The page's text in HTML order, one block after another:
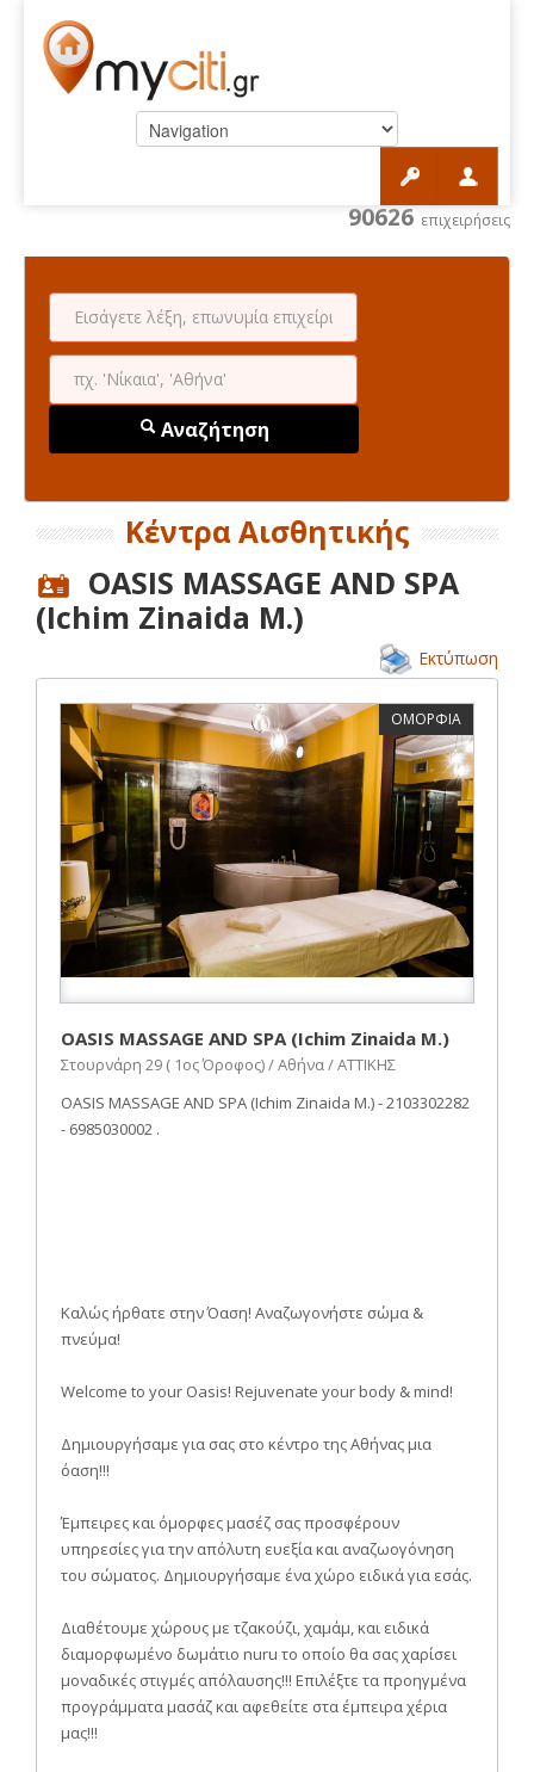
90626 επιχειρήσεις
Αναζήτηση
Κέντρα Αισθητικής
OASIS MASSAGE AND SPA
(Ichim Zinaida M.)
Εκτύπωση
ΟΜΟΡΦΙΑ
OASIS MASSAGE AND SPA (Ichim Zinaida M.)
Στουρνάρη 29 ( 1ος Όροφος) / Αθήνα / ΑΤΤΙΚΗΣ
OASIS MASSAGE AND SPA (Ichim Zinaida M.) - 2103302282
- 6985030002 .
Kαλώς ήρθατε στην Όαση! Αναζωγονήστε σώμα &
πνεύμα!
Welcome to your Oasis! Rejuvenate your body & mind!
Δημιουργήσαμε για σας στο κέντρο της Αθήνας μια
όαση!!!
Έμπειρες και όμορφες μασέζ σας προσφέρουν
υπηρεσίες για την απόλυτη ευεξία και αναζωογόνηση
του σώματος. Δημιουργήσαμε ένα χώρο ειδικά για εσάς.
Διαθέτουμε χώρους με τζακούζι, χαμάμ, και ειδικά
διαμορφωμένο δωμάτιο nuru το οποίο θα σας χαρίσει
μοναδικές στιγμές απόλαυσης!!! Επιλέξτε τα προηγμένα
προγράμματα μασάζ και αφεθείτε στα έμπειρα χέρια
μας!!!